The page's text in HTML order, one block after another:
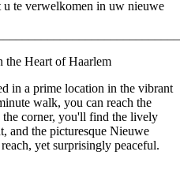
te verwelkomen in uw nieuwe
the Heart of Haarlem
in a prime location in the vibrant
walk, you can reach the
the corner, you'll find the lively
and the picturesque Nieuwe
yet surprisingly peaceful.